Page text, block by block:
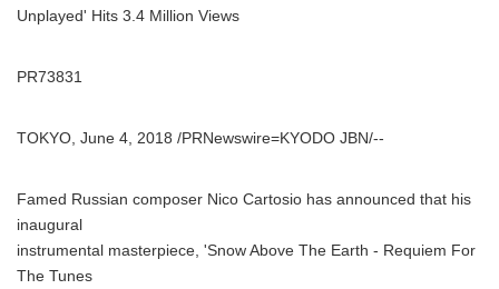
Unplayed' Hits 3.4 Million Views
PR73831
TOKYO, June 4, 2018 /PRNewswire=KYODO JBN/--
Famed Russian composer Nico Cartosio has announced that his
inaugural
instrumental masterpiece, 'Snow Above The Earth - Requiem For
The Tunes